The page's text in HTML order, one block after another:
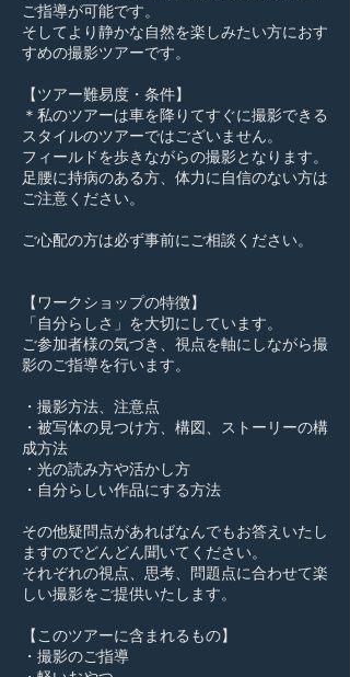
ご指導が可能です。
そしてより静かな自然を楽しみたい方におす
すめの撮影ツアーです。
【ツアー難易度・条件】
＊私のツアーは車を降りてすぐに撮影できる
スタイルのツアーではございません。
フィールドを歩きながらの撮影となります。
足腰に持病のある方、体力に自信のない方は
ご注意ください。
ご心配の方は必ず事前にご相談ください。
【ワークショップの特徴】
「自分らしさ」を大切にしています。
ご参加者様の気づき、視点を軸にしながら撮
影のご指導を行います。
・撮影方法、注意点
・被写体の見つけ方、構図、ストーリーの構
成方法
・光の読み方や活かし方
・自分らしい作品にする方法
その他疑問点があればなんでもお答えいたし
ますのでどんどん聞いてください。
それぞれの視点、思考、問題点に合わせて楽
しい撮影をご提供いたします。
【このツアーに含まれるもの】
・撮影のご指導